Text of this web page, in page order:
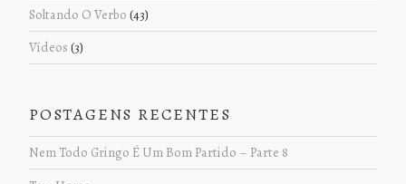
Soltando O Verbo (43)
Vídeos (3)
POSTAGENS RECENTES
Nem Todo Gringo É Um Bom Partido – Parte 8